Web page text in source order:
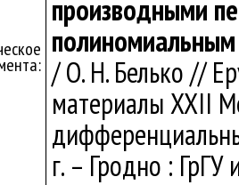
производными
/ О. Н. Белько //
материалы XXII
г. – Гродно :